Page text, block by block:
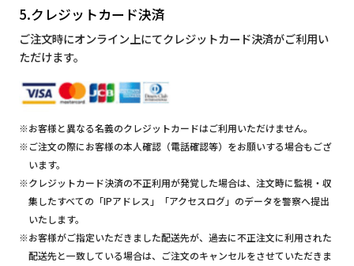
5.クレジットカード決済
ご注文時にオンライン上にてクレジットカード決済がご利用い
ただけます。
※お客様と異なる名義のクレジットカードはご利用いただけません。
※ご注文の際にお客様の本人確認（電話確認等）をお願いする場合もござ
います。
※クレジットカード決済の不正利用が発覚した場合は、注文時に監視・収
集したすべての「IPアドレス」「アクセスログ」のデータを警察へ提出
いたします。
※お客様がご指定いただきました配送先が、過去に不正注文に利用された
配送先と一致している場合は、ご注文のキャンセルをさせていただきま